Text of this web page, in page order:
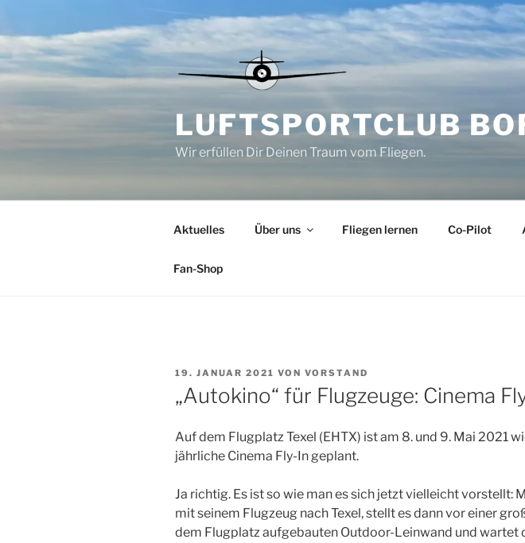
springen
LUFTSPORTCLUB
Wir erfüllen Dir Deinen Traum vom Fliegen.
Aktuelles Über uns Fliegen lernen Co-Pilot
Fan-Shop
VERÖFFENTLICHT
AM
19. JANUAR 2021 VON VORSTAND
„Autokino“ für Flugzeuge: Cinema
Auf dem Flugplatz Texel (EHTX) ist am 8. und 9. Mai 2021
jährliche Cinema Fly-In geplant.
Ja richtig. Es ist so wie man es sich jetzt vielleicht vorstellt:
mit seinem Flugzeug nach Texel, stellt es dann vor einer
dem Flugplatz aufgebauten Outdoor-Leinwand und wartet